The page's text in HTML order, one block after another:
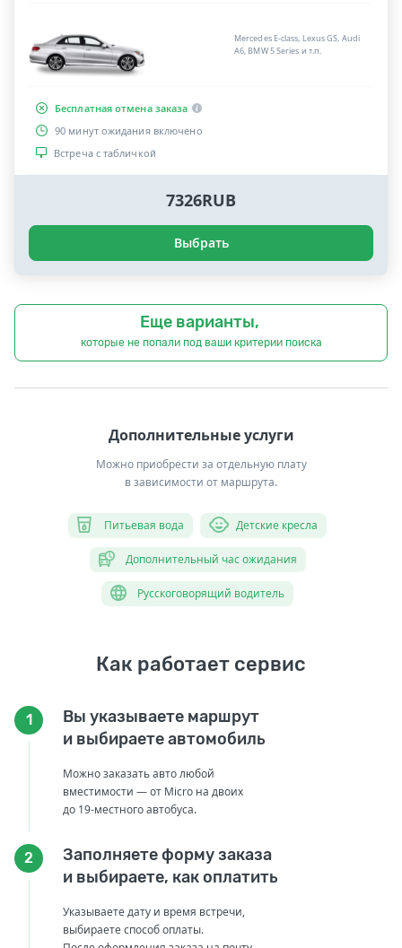
Mercedes E-class, Lexus GS, Audi
A6, BMW 5 Series и т.п.
Бесплатная отмена заказа
90 минут ожидания включено
Встреча с табличкой
7326RUB
Выбрать
Еще варианты,
которые не попали под ваши критерии поиска
Дополнительные услуги
Можно приобрести за отдельную плату
в зависимости от маршрута.
Питьевая вода Детские кресла
Дополнительный час ожидания
Русскоговорящий водитель
Как работает сервис
1
Вы указываете маршрут
и выбираете автомобиль
Можно заказать авто любой
вместимости — от Micro на двоих
до 19-местного автобуса.
2
Заполняете форму заказа
и выбираете, как оплатить
Указываете дату и время встречи,
выбираете способ оплаты.